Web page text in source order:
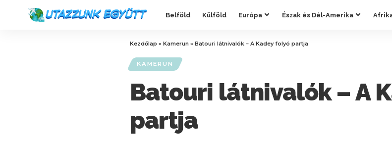
Belföld Külföld Európa Észak és Dél-Amerika
Kezdőlap » Kamerun » Batouri látnivalók – A Kadey folyó partja
KAMERUN
Batouri látnivalók – A
partja